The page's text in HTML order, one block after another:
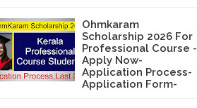
Ohmkaram
Scholarship 2026 For
Professional Course -
Apply Now-
Application Process-
Application Form-